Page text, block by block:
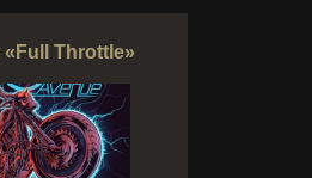
Throttle»